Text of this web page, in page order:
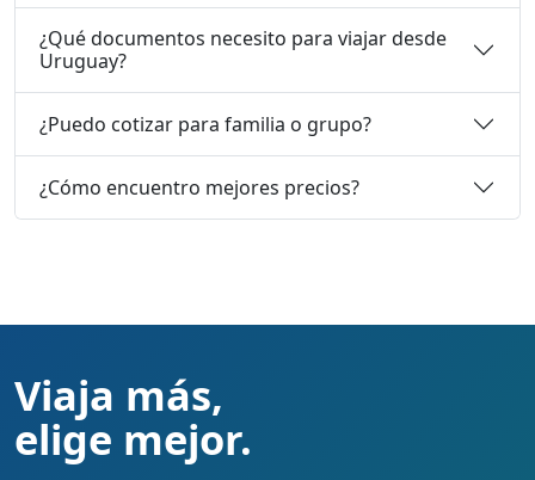
¿Qué documentos necesito para viajar desde
Uruguay?
¿Puedo cotizar para familia o grupo?
¿Cómo encuentro mejores precios?
Viaja más,
elige mejor.